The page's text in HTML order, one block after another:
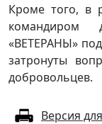
Кроме того, в
командиром
«ВЕТЕРАНЫ»
затронуты
добровольцев.
Версия